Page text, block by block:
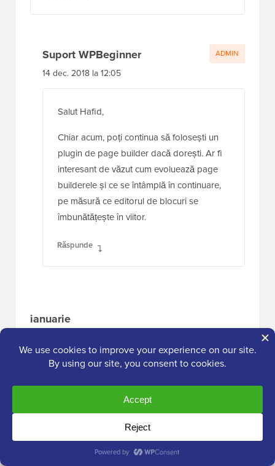
Suport WPBeginner
14 dec. 2018 la 12:05
Salut Hafid,
Chiar acum, poți continua să folosești un
plugin de page builder dacă dorești. Ar fi
interesant de văzut cum evoluează page
builderele și ce se întâmplă în continuare,
pe măsură ce editorul de blocuri se
îmbunătățește în viitor.
Răspunde
ADMIN
ianuarie
în primul rând, din motive necunoscute,
imaginea de prezentare nu mai apare la
distribuiri pe rețelele sociale, deși în codul
meta tag-ul og:image este corect. De